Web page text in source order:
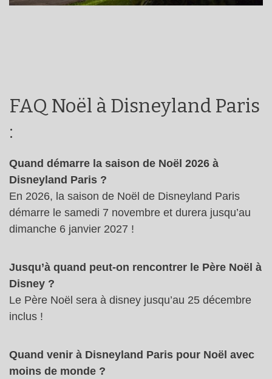
FAQ Noël à Disneyland Paris
:
Quand démarre la saison de Noël 2026 à
Disneyland Paris ?
En 2026, la saison de Noël de Disneyland Paris
démarre le samedi 7 novembre et durera jusqu’au
dimanche 6 janvier 2027 !
Jusqu’à quand peut-on rencontrer le Père Noël à
Disney ?
Le Père Noël sera à disney jusqu’au 25 décembre
inclus !
Quand venir à Disneyland Paris pour Noël avec
moins de monde ?